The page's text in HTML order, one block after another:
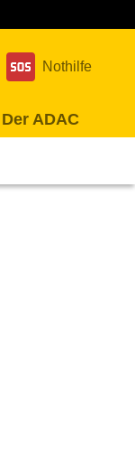
Nothilfe
Der ADAC